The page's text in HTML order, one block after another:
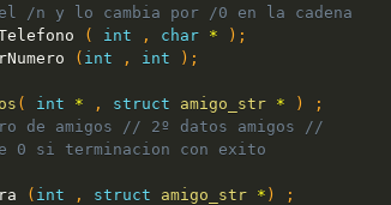
/n y lo cambia por /0 en la cadena
( int , char * ) ;
( int , int ) ;
( int * , struct amigo_str * )
;
de amigos // 2º datos amigos //
0 si terminacion con exito
( int , struct amigo_str * ) ;